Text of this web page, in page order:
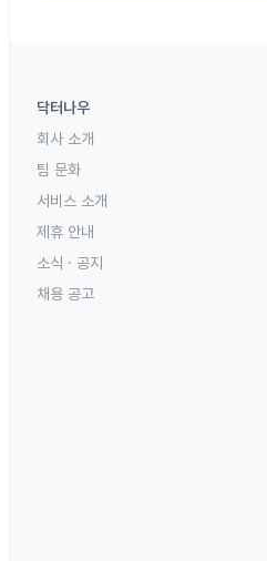
닥터나우
회사 소개
팀 문화
서비스 소개
제휴 안내
소식 · 공지
채용 공고